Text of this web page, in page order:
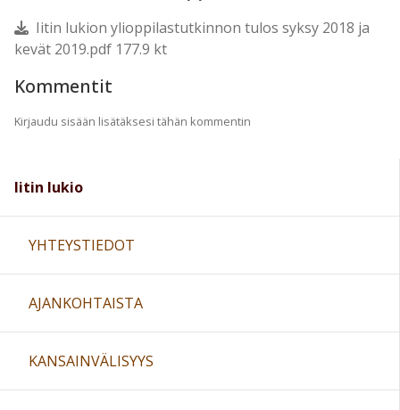
Iitin lukion ylioppilastutkinnon tulos syksy 2018 ja
kevät 2019.pdf 177.9 kt
Kommentit
Kirjaudu sisään lisätäksesi tähän kommentin
Iitin lukio
YHTEYSTIEDOT
AJANKOHTAISTA
KANSAINVÄLISYYS